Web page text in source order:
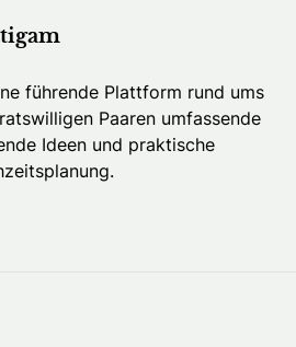
führende Plattform rund ums
Paaren umfassende
Ideen und praktische